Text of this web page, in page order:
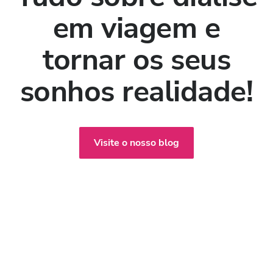
em viagem e
tornar os seus
sonhos realidade!
Visite o nosso blog